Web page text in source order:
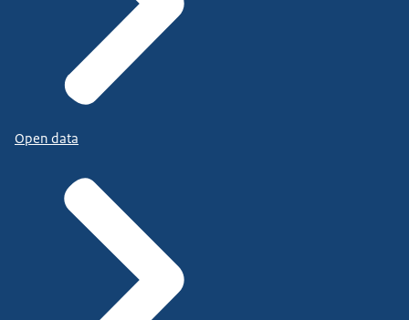
Open data